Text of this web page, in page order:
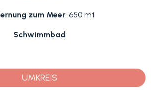
zum Meer: 650 mt
Schwimmbad
UMKREIS